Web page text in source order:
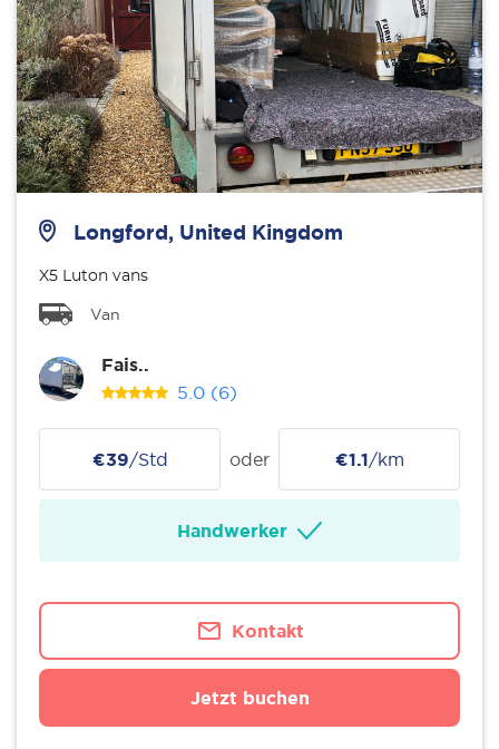
Longford, United Kingdom
X5 Luton vans
Van
Fais..
5.0 (6)
€39/Std oder €1.1/km
Handwerker
Kontakt
Jetzt buchen